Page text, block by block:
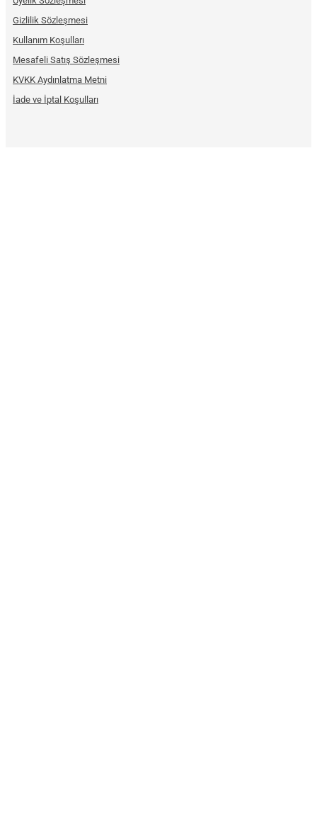
Gizlilik Sözleşmesi
Kullanım Koşulları
Mesafeli Satış Sözleşmesi
KVKK Aydınlatma Metni
İade ve İptal Koşulları